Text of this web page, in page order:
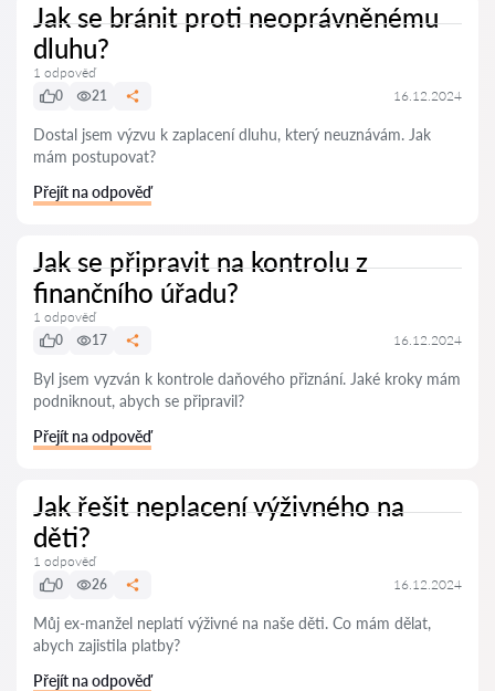
Jak se bránit proti neoprávněnému
dluhu?
1 odpověď
0
21 16.12.2024
Dostal jsem výzvu k zaplacení dluhu, který neuznávám. Jak
mám postupovat?
Přejít na odpověď
Jak se připravit na kontrolu z
finančního úřadu?
1 odpověď
0
17 16.12.2024
Byl jsem vyzván k kontrole daňového přiznání. Jaké kroky mám
podniknout, abych se připravil?
Přejít na odpověď
Jak řešit neplacení výživného na
děti?
1 odpověď
0
26 16.12.2024
Můj ex-manžel neplatí výživné na naše děti. Co mám dělat,
abych zajistila platby?
Přejít na odpověď